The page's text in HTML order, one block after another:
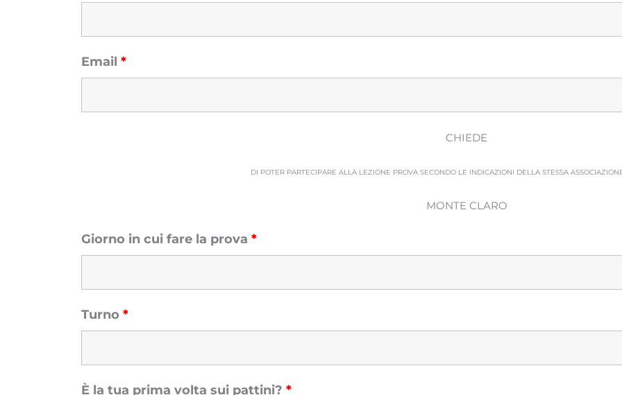
Email *
CHIEDE
DI POTER PARTECIPARE ALLA LEZIONE PROVA SECONDO LE INDICAZIONI DELLA STESSA
MONTE CLARO
Giorno in cui fare la prova *
Turno *
È la tua prima volta sui pattini? *